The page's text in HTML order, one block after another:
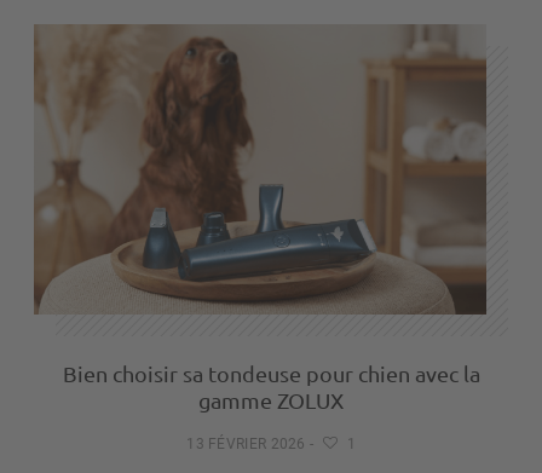
Bien choisir sa tondeuse pour chien avec la
gamme ZOLUX
13 FÉVRIER 2026 - 1